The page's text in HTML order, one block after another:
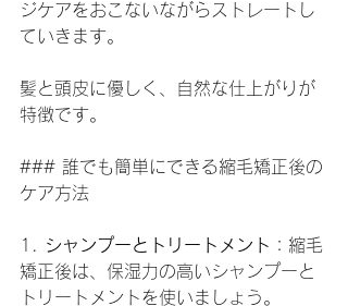
ジケアをおこないながらストレートし
ていきます。
髪と頭皮に優しく、自然な仕上がりが
特徴です。
### 誰でも簡単にできる縮毛矯正後の
ケア方法
1. シャンプーとトリートメント ：縮毛
矯正後は、保湿力の高いシャンプーと
トリートメントを使いましょう。